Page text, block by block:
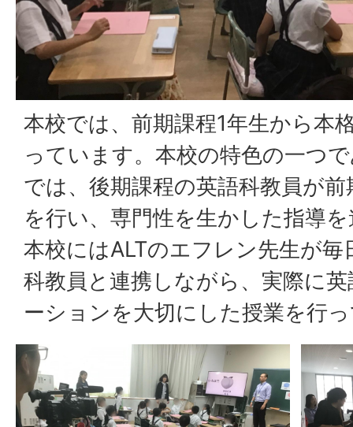
本校では、前期課程1年生から本
っています。本校の特色の一つ
では、後期課程の英語科教員が
を行い、専門性を生かした指導
本校にはALTのエフレン先生が
科教員と連携しながら、実際に
ーションを大切にした授業を行